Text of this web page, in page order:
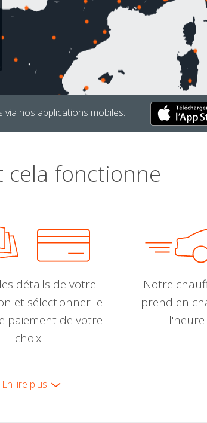
via nos applications mobiles.
cela fonctionne
détails de votre
et sélectionner le
paiement de votre
choix
Notre
prend en
En lire plus